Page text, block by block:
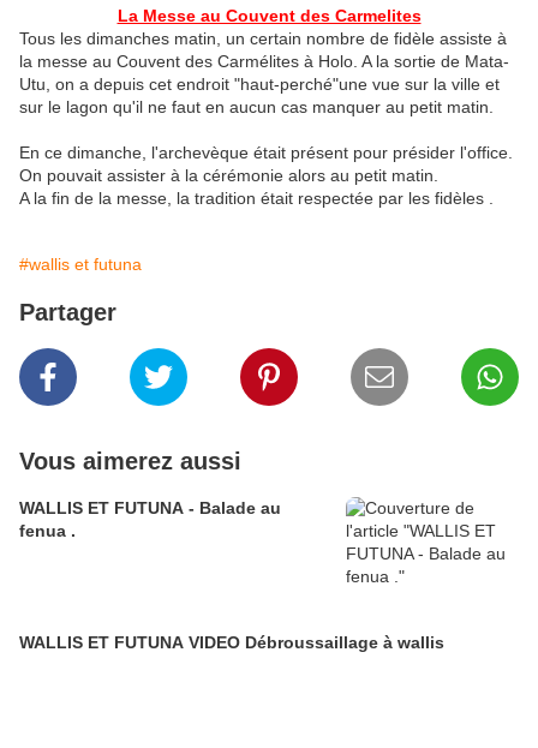
La Messe au Couvent des Carmelites
Tous les dimanches matin, un certain nombre de fidèle assiste à
la messe au Couvent des Carmélites à Holo. A la sortie de Mata-
Utu, on a depuis cet endroit "haut-perché"une vue sur la ville et
sur le lagon qu'il ne faut en aucun cas manquer au petit matin.
En ce dimanche, l'archevèque était présent pour présider l'office.
On pouvait assister à la cérémonie alors au petit matin.
A la fin de la messe, la tradition était respectée par les fidèles .
#wallis et futuna
Partager
Vous aimerez aussi
WALLIS ET FUTUNA - Balade au
fenua .
WALLIS ET FUTUNA VIDEO Débroussaillage à wallis